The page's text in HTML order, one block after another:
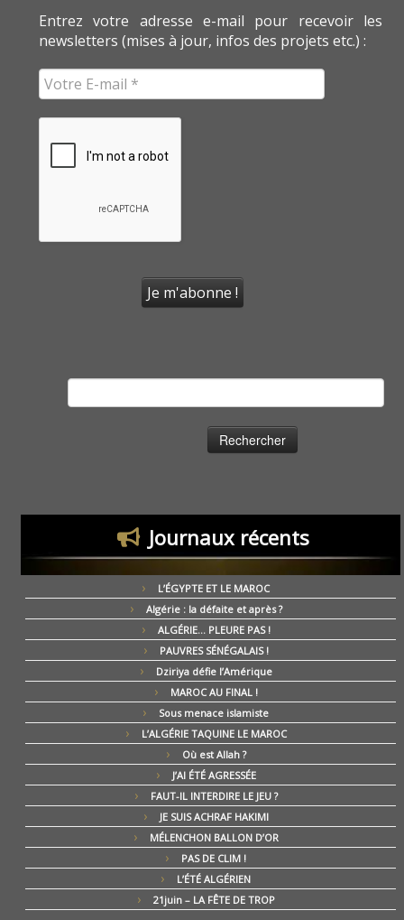
Entrez votre adresse e-mail pour recevoir les
newsletters (mises à jour, infos des projets etc.) :
Journaux récents
L’ÉGYPTE ET LE MAROC
Algérie : la défaite et après ?
ALGÉRIE… PLEURE PAS !
PAUVRES SÉNÉGALAIS !
Dziriya défie l’Amérique
MAROC AU FINAL !
Sous menace islamiste
L’ALGÉRIE TAQUINE LE MAROC
Où est Allah ?
J’AI ÉTÉ AGRESSÉE
FAUT-IL INTERDIRE LE JEU ?
JE SUIS ACHRAF HAKIMI
MÉLENCHON BALLON D’OR
PAS DE CLIM !
L’ÉTÉ ALGÉRIEN
21juin – LA FÊTE DE TROP